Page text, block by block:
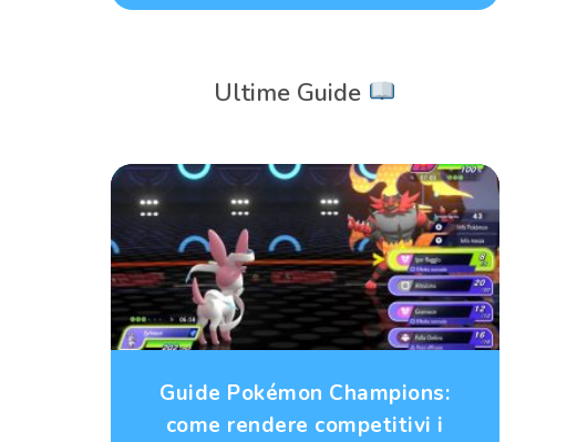
Ultime Guide
Guide Pokémon Champions:
come rendere competitivi i